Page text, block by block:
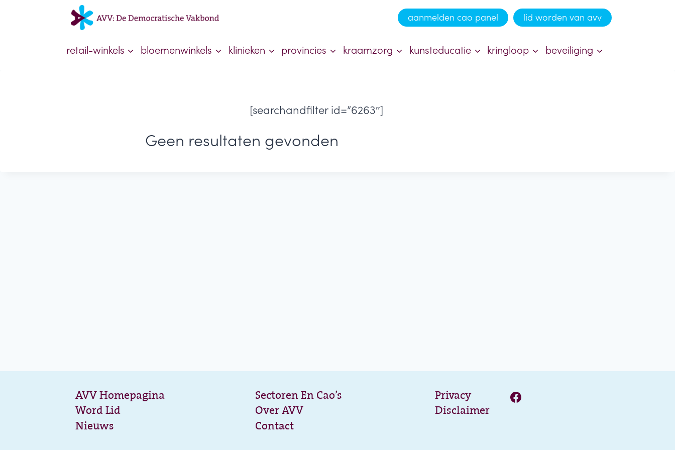
aanmelden cao panel lid worden van avv
retail-winkels bloemenwinkels klinieken provincies kraamzorg kunsteducatie kringloop beveiliging
[searchandfilter id=”6263″]
Geen resultaten gevonden
AVV Homepagina
Word Lid
Nieuws
Sectoren En Cao’s
Over AVV
Contact
Privacy
Disclaimer